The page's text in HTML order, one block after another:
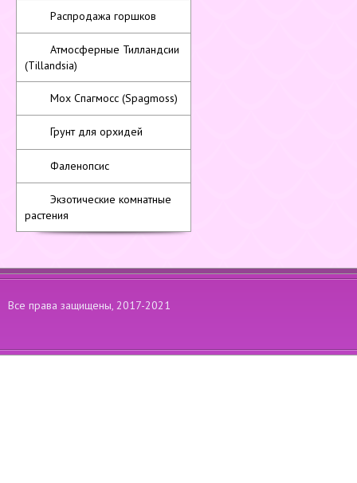
Распродажа горшков
Атмосферные Тилландсии
(Tillandsia)
Мох Спагмосс (Spagmoss)
Грунт для орхидей
Фаленопсис
Экзотические комнатные
растения
Все права защищены, 2017-2021